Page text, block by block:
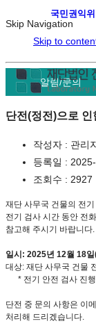
Skip Navigation
Skip to
알림/문의
단전(정전)으로
작성자 : 관리
등록일 :
조회수 : 2927
재단 사무국 건물의 전
전기 검사 시간 동안 전
참고해 주시기 바랍니다.
일시: 2025년 12월 18
대상: 재단 사무국 건물
* 전기 안전 검사 진행
단전 중 문의 사항은 이
처리해 드리겠습니다.
국민권익위